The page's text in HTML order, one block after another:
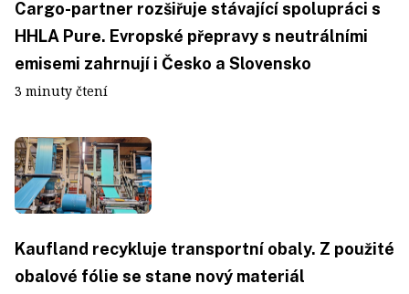
Cargo-partner rozšiřuje stávající spolupráci s
HHLA Pure. Evropské přepravy s neutrálními
emisemi zahrnují i Česko a Slovensko
3 minuty čtení
Kaufland recykluje transportní obaly. Z použité
obalové fólie se stane nový materiál